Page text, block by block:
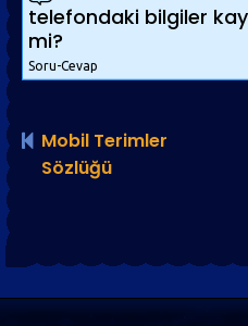
telefondaki bilgiler
mi?
Soru-Cevap
Mobil Terimler
Sözlüğü